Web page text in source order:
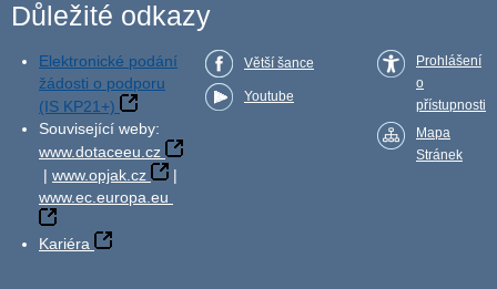
Důležité odkazy
Elektronické podání
žádosti o podporu
(IS KP21+)
Související weby:
www.dotaceeu.cz
| www.opjak.cz
|
www.ec.europa.eu
Kariéra
Větší šance
Youtube
Prohlášení
o
přístupnosti
Mapa
Stránek